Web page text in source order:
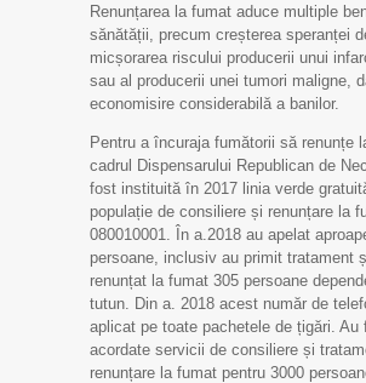
Renunțarea la fumat aduce multiple
sănătății, precum creșterea speranței
micșorarea riscului producerii unui
sau al producerii unei tumori maligne,
economisire considerabilă a banilor.
Pentru a încuraja fumătorii să renunțe
cadrul Dispensarului Republican de
fost instituită în 2017 linia verde
populație de consiliere și renunțare la
080010001. În a.2018 au apelat
persoane, inclusiv au primit tratament
renunțat la fumat 305 persoane
tutun. Din a. 2018 acest număr de
aplicat pe toate pachetele de țigări. Au
acordate servicii de consiliere și
renunțare la fumat pentru 3000